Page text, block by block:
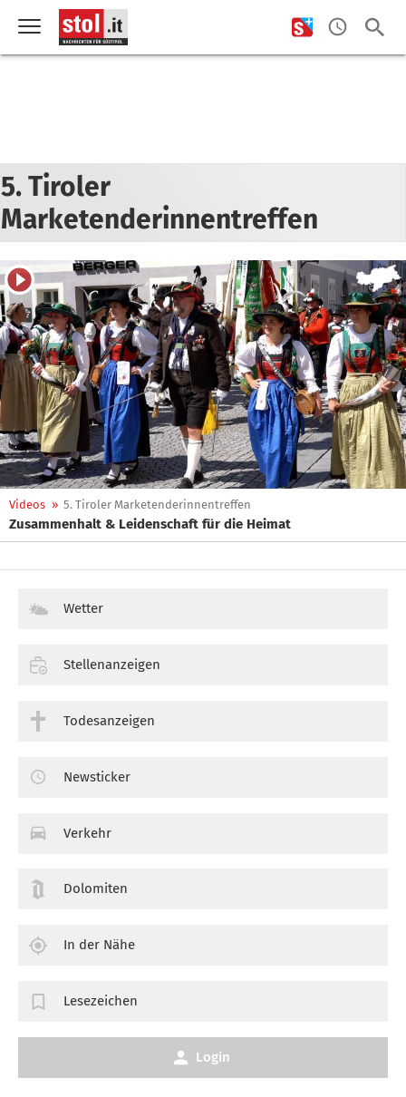
5. Tiroler
Marketenderinnentreffen
Videos » 5. Tiroler Marketenderinnentreffen
Zusammenhalt & Leidenschaft für die Heimat
Wetter
Stellenanzeigen
Todesanzeigen
Newsticker
Verkehr
Dolomiten
In der Nähe
Lesezeichen
Login